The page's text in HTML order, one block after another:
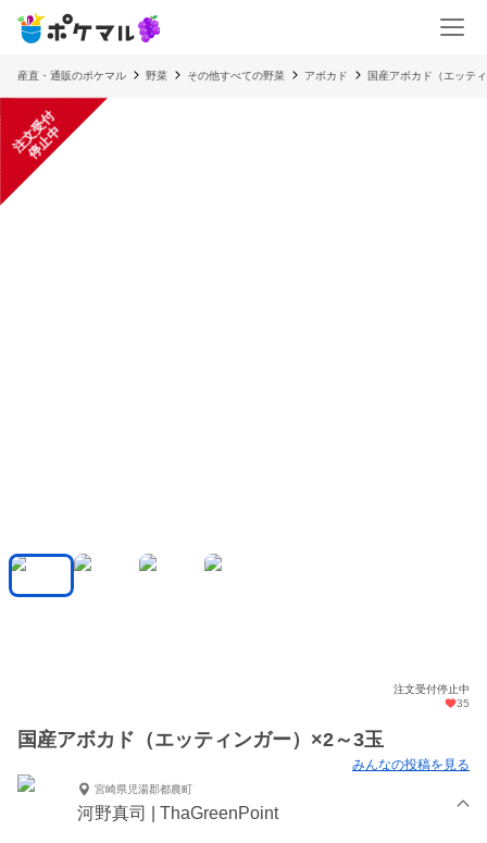
産直・通販のポケマル 野菜 その他すべての野菜 アボカド 国産アボカド（エッテ
注
文
受
付
停
止
中
注文受付停止中
35
国産アボカド（エッティンガー）×2～3玉
みんなの投稿を見る
宮崎県児湯郡都農町
河野真司 | ThaGreenPoint